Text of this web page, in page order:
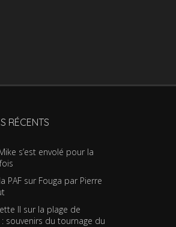
RÉCENTS
s’est envolé pour la
PAF sur Fouga par Pierre
II sur la plage de
: souvenirs du tournage du